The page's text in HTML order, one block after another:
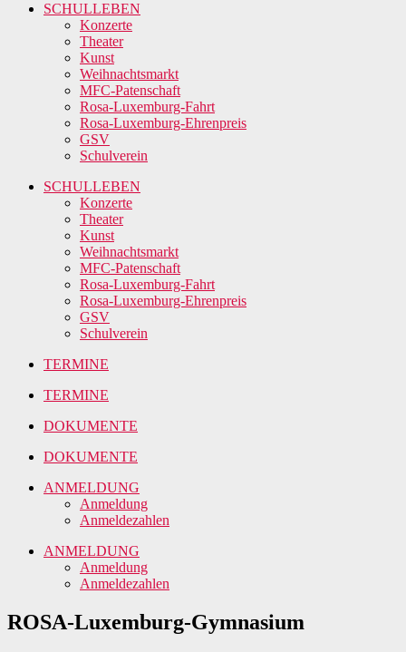
SCHULLEBEN
Konzerte
Theater
Kunst
Weihnachtsmarkt
MFC-Patenschaft
Rosa-Luxemburg-Fahrt
Rosa-Luxemburg-Ehrenpreis
GSV
Schulverein
SCHULLEBEN
Konzerte
Theater
Kunst
Weihnachtsmarkt
MFC-Patenschaft
Rosa-Luxemburg-Fahrt
Rosa-Luxemburg-Ehrenpreis
GSV
Schulverein
TERMINE
TERMINE
DOKUMENTE
DOKUMENTE
ANMELDUNG
Anmeldung
Anmeldezahlen
ANMELDUNG
Anmeldung
Anmeldezahlen
ROSA-Luxemburg-Gymnasium